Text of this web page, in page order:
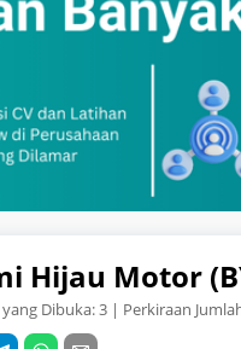
Hijau Motor
Dibuka:3 | Perkiraan